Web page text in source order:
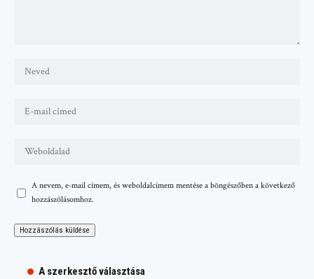
A nevem, e-mail címem, és weboldalcímem mentése a böngészőben a következő
hozzászólásomhoz.
A szerkesztő választása